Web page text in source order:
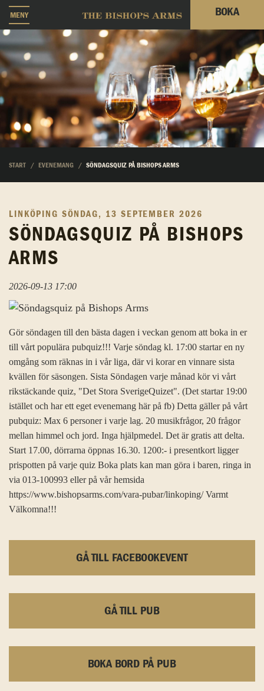
MENY BOKA
START EVENEMANG SÖNDAGSQUIZ PÅ BISHOPS ARMS
LINKÖPING SÖNDAG, 13 SEPTEMBER 2026
SÖNDAGSQUIZ PÅ BISHOPS
ARMS
2026-09-13 17:00
Gör söndagen till den bästa dagen i veckan genom att boka in er
till vårt populära pubquiz!!! Varje söndag kl. 17:00 startar en ny
omgång som räknas in i vår liga, där vi korar en vinnare sista
kvällen för säsongen. Sista Söndagen varje månad kör vi vårt
rikstäckande quiz, "Det Stora SverigeQuizet". (Det startar 19:00
istället och har ett eget evenemang här på fb) Detta gäller på vårt
pubquiz: Max 6 personer i varje lag. 20 musikfrågor, 20 frågor
mellan himmel och jord. Inga hjälpmedel. Det är gratis att delta.
Start 17.00, dörrarna öppnas 16.30. 1200:- i presentkort ligger
prispotten på varje quiz Boka plats kan man göra i baren, ringa in
via 013-100993 eller på vår hemsida
https://www.bishopsarms.com/vara-pubar/linkoping/ Varmt
Välkomna!!!
GÅ TILL FACEBOOKEVENT
GÅ TILL PUB
BOKA BORD PÅ PUB